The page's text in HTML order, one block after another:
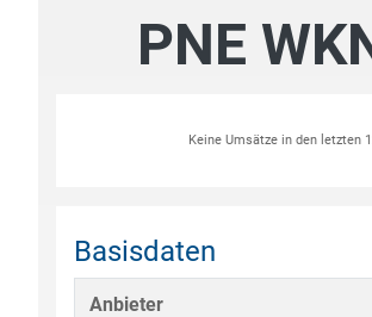
PNE
Keine Umsätze in den letzten
Basisdaten
Anbieter